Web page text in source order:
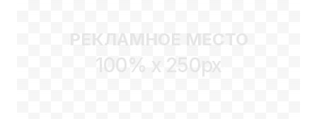
РЕКЛАМНОЕ МЕСТО
100% x 250px